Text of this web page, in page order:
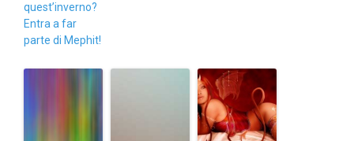
quest’inverno?
Entra a far
parte di Mephit!